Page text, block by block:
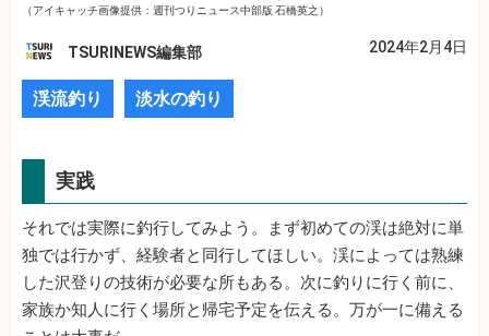
（アイキャッチ画像提供：週刊つりニュース中部版 石橋英之）
TSURINEWS編集部 2024年2月4日
渓流釣り 淡水の釣り
実践
それでは実際に釣行してみよう。まず初めての渓は絶対に単
独では行かず、経験者と同行してほしい。渓によっては熟練
した沢登りの技術が必要な所もある。次に釣りに行く前に、
家族か知人に行く場所と帰宅予定を伝える。万が一に備える